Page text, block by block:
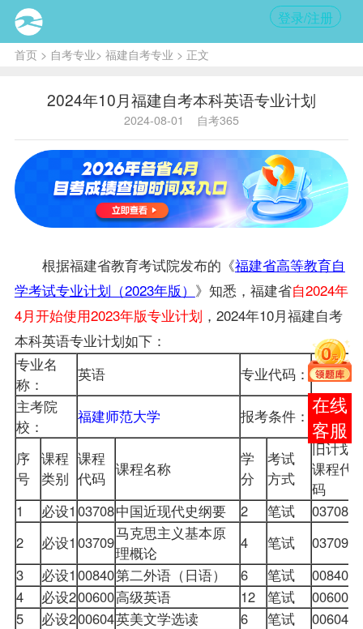
登录/注册
首页> 自考专业> 福建自考专业 > 正文
2024年10月福建自考本科英语专业计划
2024-08-01 自考365
根据福建省教育考试院发布的《福建省高等教育自
学考试专业计划（2023年版） 》知悉，福建省自2024年
4月开始使用2023年版专业计划 ，2024年10月福建自考
本科英语专业计划如下：
专业名
称：
英语 专业代码： 050201
主考院
校：
福建师范大学 报考条件：
序
号
课程
类别
课程
代码 课程名称
学
分
考试
方式
旧计划
课程代
码
1 必设1 03708中国近现代史纲要 2 笔试 03708
2
必设1 03709马克思主义基本原
理概论
4 笔试 03709
3
必设1 00840第二外语（日语） 6 笔试 00840
4
必设200600高级英语 12 笔试 00600
5
必设200604英美文学选读 6 笔试 00604
在线
客服